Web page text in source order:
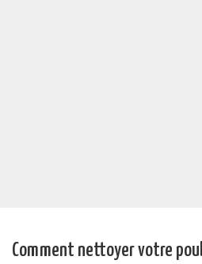
Comment nettoyer votre